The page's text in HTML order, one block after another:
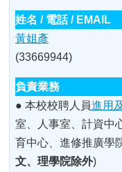
黃姐彥
(33669944)
● 本校校聘人員進用
室、人事室、計資中
育中心、進修推廣學
文、理學院除外)